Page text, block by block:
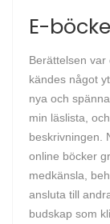
E-
Berättelsen
kändes något
nya och
min läslista,
beskrivningen.
online böcker
medkänsla,
ansluta till
budskap som